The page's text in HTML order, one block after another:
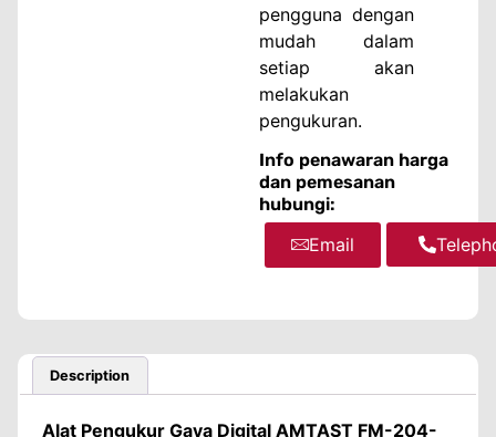
pengguna dengan
mudah dalam
setiap akan
melakukan
pengukuran.
Info penawaran harga
dan pemesanan
hubungi:
Email
Description
Alat Pengukur Gaya Digital AMTAST FM-204-